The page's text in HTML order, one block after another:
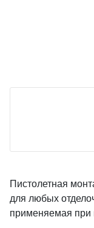
Пистолетная
для любых
применяемая при